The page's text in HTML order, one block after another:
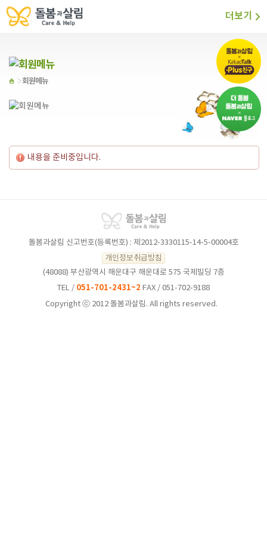
더보기
회원메뉴
내용을 준비중입니다.
돌봄과살림 신고번호(등록번호) : 제2012-3330115-14-5-00004호
개인정보취급방침
(48088) 부산광역시 해운대구 해운대로 575 국제빌딩 7층
TEL / 051-701-2431~2 FAX / 051-702-9188
Copyright ⓒ 2012 돌봄과살림. All rights reserved.